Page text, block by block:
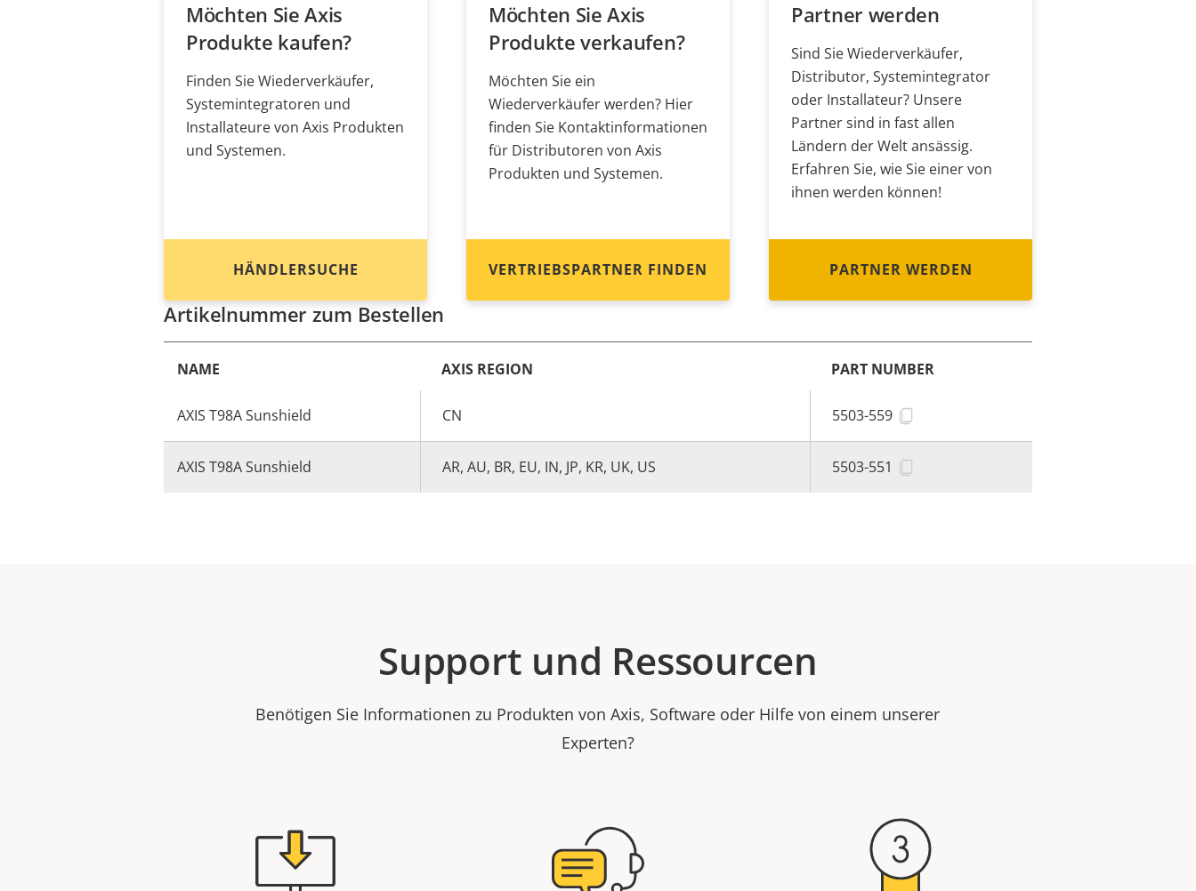
Möchten Sie Axis
Produkte kaufen?
Finden Sie Wiederverkäufer,
Systemintegratoren und
Installateure von Axis Produkten
und Systemen.
HÄNDLERSUCHE
Möchten Sie Axis
Produkte verkaufen?
Möchten Sie ein
Wiederverkäufer werden? Hier
finden Sie Kontaktinformationen
für Distributoren von Axis
Produkten und Systemen.
VERTRIEBSPARTNER FINDEN
Partner werden
Sind Sie Wiederverkäufer,
Distributor, Systemintegrator
oder Installateur? Unsere
Partner sind in fast allen
Ländern der Welt ansässig.
Erfahren Sie, wie Sie einer von
ihnen werden können!
PARTNER WERDEN
Artikelnummer zum Bestellen
NAME AXIS REGION PART NUMBER
AXIS T98A Sunshield CN 5503-559
AXIS T98A Sunshield AR, AU, BR, EU, IN, JP, KR, UK, US 5503-551
Support und Ressourcen
Benötigen Sie Informationen zu Produkten von Axis, Software oder Hilfe von einem unserer
Experten?